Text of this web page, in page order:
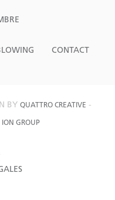
CONTACT
BY QUATTRO CREATIVE -
ION GROUP